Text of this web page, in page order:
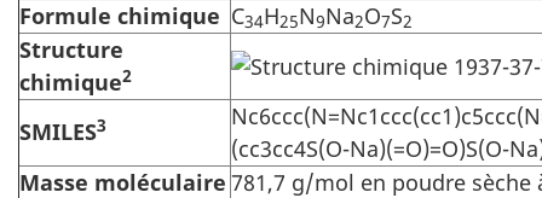
Formule chimique C34H25N9Na2O7S2
Structure
chimique2
SMILES3
(cc3cc4S(O-Na)(=O)=O)S(O-
Masse moléculaire 781,7 g/mol en poudre